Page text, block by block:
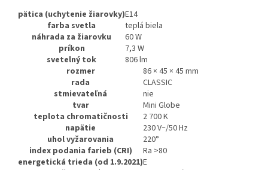
pätica (uchytenie žiarovky)E14
farba svetla
teplá biela
náhrada za žiarovku
60 W
príkon
7,3 W
svetelný tok
806 lm
rozmer
86 × 45 × 45 mm
rada
CLASSIC
stmievateľná
nie
tvar
Mini Globe
teplota chromatičnosti
2 700 K
napätie
230 V~/50 Hz
uhol vyžarovania
220°
index podania farieb (CRI)
Ra >80
energetická trieda (od 1.9.2021)E